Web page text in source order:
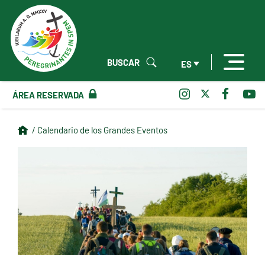
ES
BUSCAR
ÁREA RESERVADA
/ Calendario de los Grandes Eventos